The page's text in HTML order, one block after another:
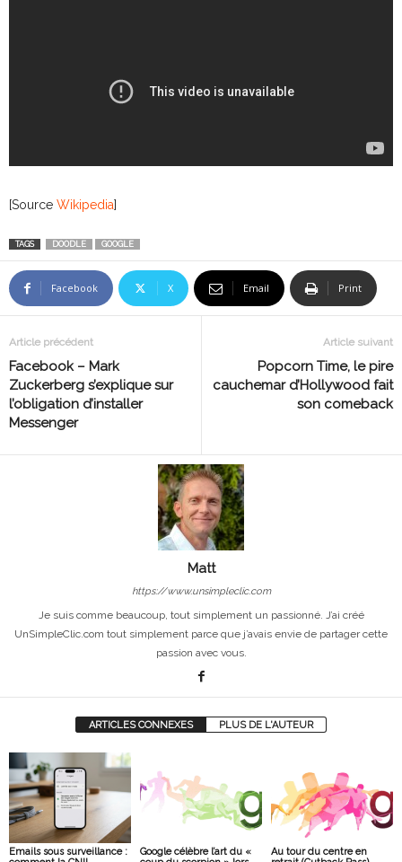
[Source Wikipedia]
TAGS DOODLE GOOGLE
Facebook X Email Print
Article précédent
Facebook – Mark
Zuckerberg s’explique sur
l’obligation d’installer
Messenger
Article suivant
Popcorn Time, le pire
cauchemar d’Hollywood fait
son comeback
Matt
https://www.unsimpleclic.com
Je suis comme beaucoup, tout simplement un passionné. J’ai créé
UnSimpleClic.com tout simplement parce que j’avais envie de partager cette
passion avec vous.
ARTICLES CONNEXES PLUS DE L'AUTEUR
Emails sous surveillance :
Google célèbre l’art du «
Au tour du centre en